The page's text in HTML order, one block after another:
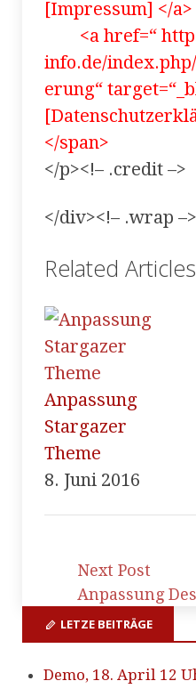
[Impressum] </a>
<a href=“
info.de/
erung“
</span>
</p><!– .credit –>
</div><!– .wrap –>
Related Articles
Anpassung
Stargazer
Theme
8. Juni 2016
Next Post
Anpassung
LETZE BEITRÄGE
Demo, 18. April 12